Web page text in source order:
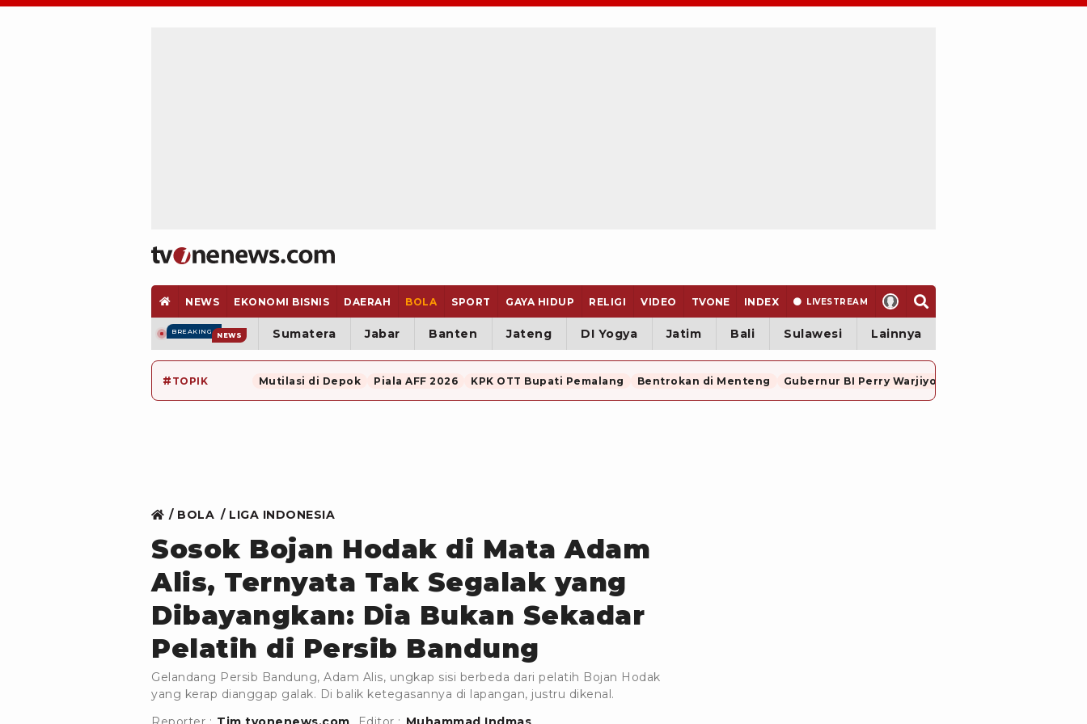
NEWS EKONOMI BISNIS DAERAH BOLA SPORT GAYA HIDUP RELIGI VIDEO TVONE INDEX LIVESTREAM
BREAKING NEWS Sumatera Jabar Banten Jateng DI Yogya Jatim Bali Sulawesi Lainnya
# TOPIK Mutilasi di Depok Piala AFF 2026 KPK OTT Bupati Pemalang Bentrokan di Menteng Gubernur BI Perry Warjiyo Mundur
BOLA LIGA INDONESIA
Sosok Bojan Hodak di Mata Adam
Alis, Ternyata Tak Segalak yang
Dibayangkan: Dia Bukan Sekadar
Pelatih di Persib Bandung
Gelandang Persib Bandung, Adam Alis, ungkap sisi berbeda dari pelatih Bojan Hodak
yang kerap dianggap galak. Di balik ketegasannya di lapangan, justru dikenal.